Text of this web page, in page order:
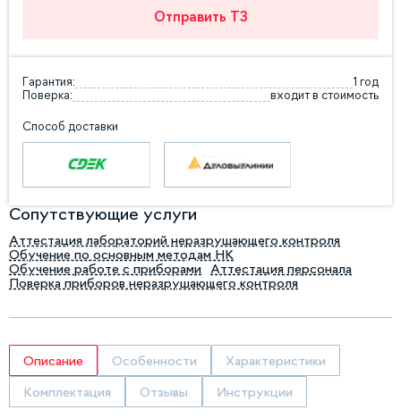
Отправить ТЗ
Гарантия:
1 год
Поверка:
входит в стоимость
Способ доставки
Сопутствующие услуги
Аттестация лабораторий неразрушающего контроля
Обучение по основным методам НК
Обучение работе с приборами
Аттестация персонала
Поверка приборов неразрушающего контроля
Описание Особенности Характеристики
Комплектация Отзывы Инструкции